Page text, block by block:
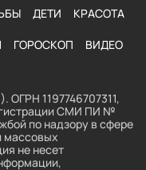
ДЕТИ КРАСОТА
ГОРОСКОП ВИДЕО
1197746707311,
СМИ ПИ №
по надзору в сфере
массовых
не несет